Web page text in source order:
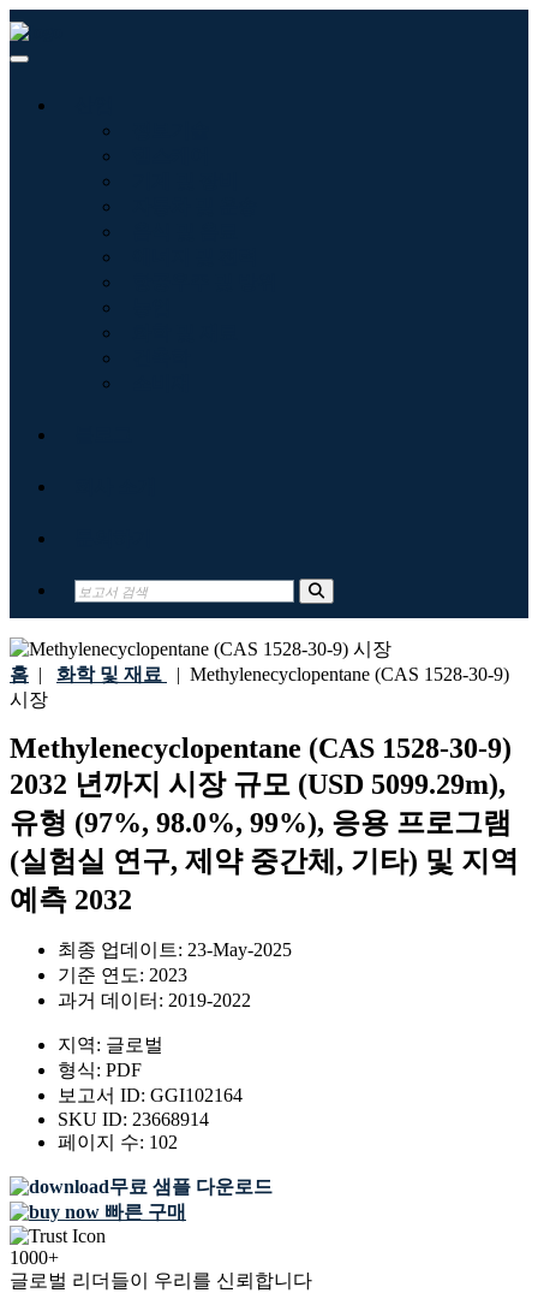
홈 | 화학 및 재료 | Methylenecyclopentane (CAS 1528-30-9)
시장
Methylenecyclopentane (CAS 1528-30-9)
2032 년까지 시장 규모 (USD 5099.29m),
유형 (97%, 98.0%, 99%), 응용 프로그램
(실험실 연구, 제약 중간체, 기타) 및 지역
예측 2032
최종 업데이트: 23-May-2025
기준 연도: 2023
과거 데이터: 2019-2022
지역: 글로벌
형식: PDF
보고서 ID: GGI102164
SKU ID: 23668914
페이지 수: 102
무료 샘플 다운로드
빠른 구매
1000+
글로벌 리더들이 우리를 신뢰합니다